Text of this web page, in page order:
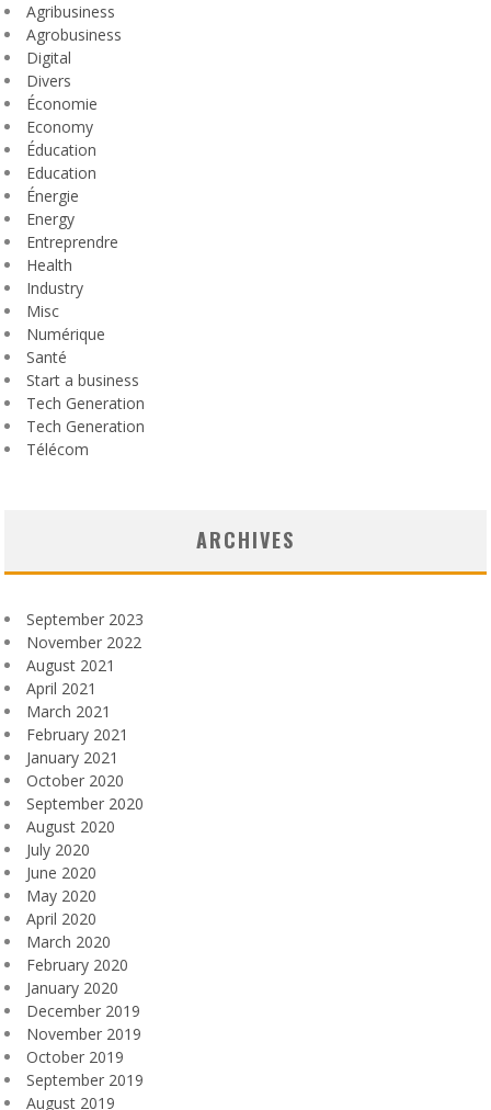
Agribusiness
Agrobusiness
Digital
Divers
Économie
Economy
Éducation
Education
Énergie
Energy
Entreprendre
Health
Industry
Misc
Numérique
Santé
Start a business
Tech Generation
Tech Generation
Télécom
ARCHIVES
September 2023
November 2022
August 2021
April 2021
March 2021
February 2021
January 2021
October 2020
September 2020
August 2020
July 2020
June 2020
May 2020
April 2020
March 2020
February 2020
January 2020
December 2019
November 2019
October 2019
September 2019
August 2019